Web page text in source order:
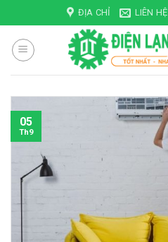
to
content
ĐỊA CHỈ LIÊN HỆ
05
Th9